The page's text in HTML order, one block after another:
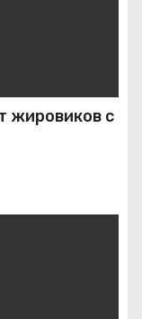
жировиков с